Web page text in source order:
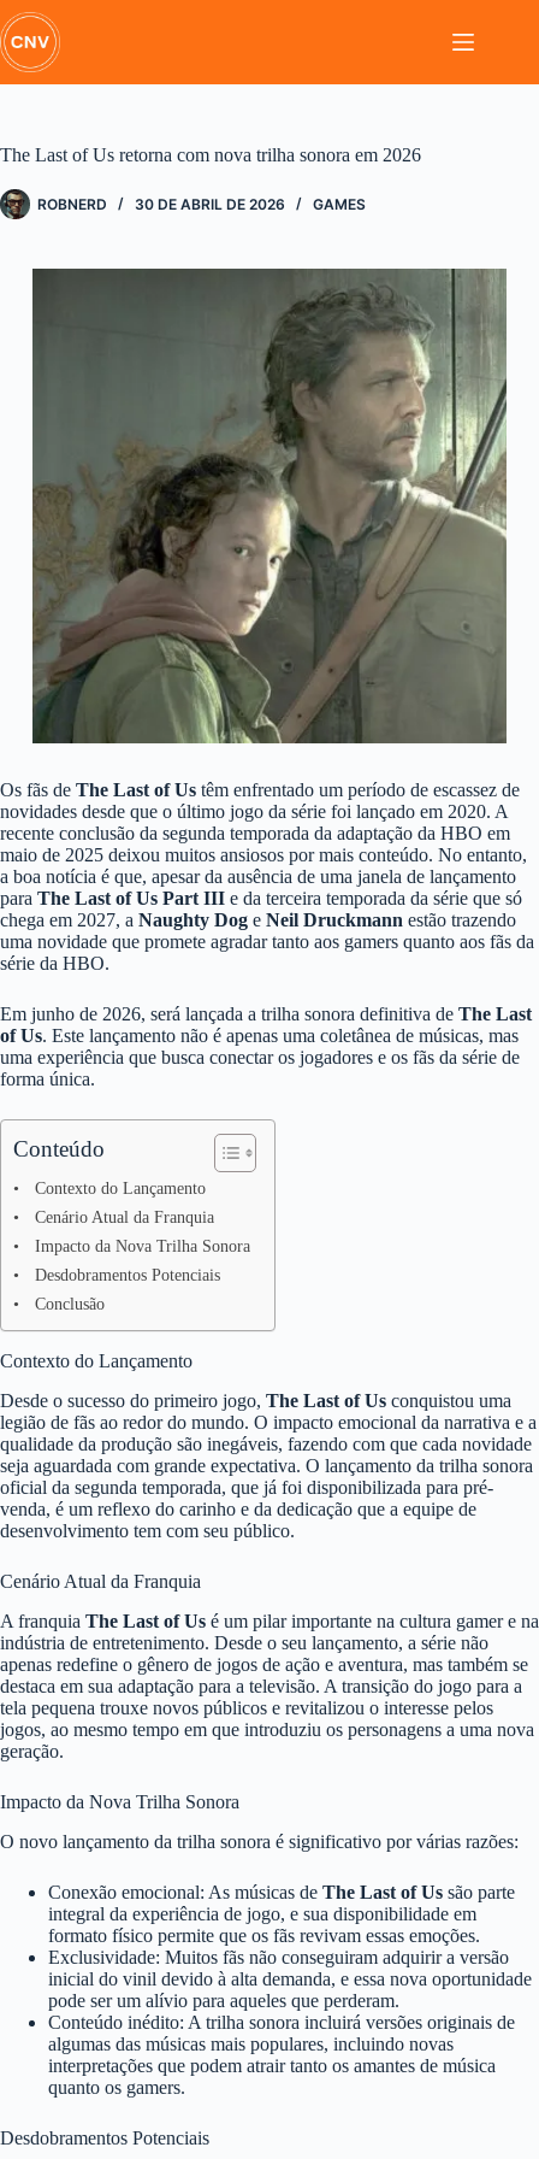
Pular
para
o
conteúdo
The Last of Us retorna com nova trilha sonora em 2026
ROBNERD 30 DE ABRIL DE 2026 GAMES
Os fãs de The Last of Us têm enfrentado um período de escassez de
novidades desde que o último jogo da série foi lançado em 2020. A
recente conclusão da segunda temporada da adaptação da HBO em
maio de 2025 deixou muitos ansiosos por mais conteúdo. No entanto,
a boa notícia é que, apesar da ausência de uma janela de lançamento
para The Last of Us Part III e da terceira temporada da série que só
chega em 2027, a Naughty Dog e Neil Druckmann estão trazendo
uma novidade que promete agradar tanto aos gamers quanto aos fãs da
série da HBO.
Em junho de 2026, será lançada a trilha sonora definitiva de The Last
of Us. Este lançamento não é apenas uma coletânea de músicas, mas
uma experiência que busca conectar os jogadores e os fãs da série de
forma única.
Conteúdo
Contexto do Lançamento
Cenário Atual da Franquia
Impacto da Nova Trilha Sonora
Desdobramentos Potenciais
Conclusão
Contexto do Lançamento
Desde o sucesso do primeiro jogo, The Last of Us conquistou uma
legião de fãs ao redor do mundo. O impacto emocional da narrativa e a
qualidade da produção são inegáveis, fazendo com que cada novidade
seja aguardada com grande expectativa. O lançamento da trilha sonora
oficial da segunda temporada, que já foi disponibilizada para pré-
venda, é um reflexo do carinho e da dedicação que a equipe de
desenvolvimento tem com seu público.
Cenário Atual da Franquia
A franquia The Last of Us é um pilar importante na cultura gamer e na
indústria de entretenimento. Desde o seu lançamento, a série não
apenas redefine o gênero de jogos de ação e aventura, mas também se
destaca em sua adaptação para a televisão. A transição do jogo para a
tela pequena trouxe novos públicos e revitalizou o interesse pelos
jogos, ao mesmo tempo em que introduziu os personagens a uma nova
geração.
Impacto da Nova Trilha Sonora
O novo lançamento da trilha sonora é significativo por várias razões:
Conexão emocional: As músicas de The Last of Us são parte
integral da experiência de jogo, e sua disponibilidade em
formato físico permite que os fãs revivam essas emoções.
Exclusividade: Muitos fãs não conseguiram adquirir a versão
inicial do vinil devido à alta demanda, e essa nova oportunidade
pode ser um alívio para aqueles que perderam.
Conteúdo inédito: A trilha sonora incluirá versões originais de
algumas das músicas mais populares, incluindo novas
interpretações que podem atrair tanto os amantes de música
quanto os gamers.
Desdobramentos Potenciais